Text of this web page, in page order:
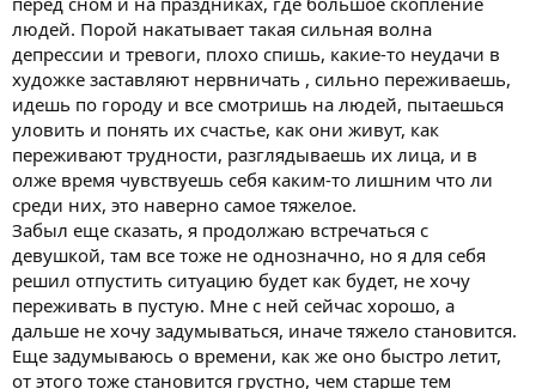
людей. Порой накатывает такая сильная волна
депрессии и тревоги, плохо спишь, какие-то неудачи в
художке заставляют нервничать , сильно переживаешь,
идешь по городу и все смотришь на людей, пытаешься
уловить и понять их счастье, как они живут, как
переживают трудности, разглядываешь их лица, и в
олже время чувствуешь себя каким-то лишним что ли
среди них, это наверно самое тяжелое.
Забыл еще сказать, я продолжаю встречаться с
девушкой, там все тоже не однозначно, но я для себя
решил отпустить ситуацию будет как будет, не хочу
переживать в пустую. Мне с ней сейчас хорошо, а
дальше не хочу задумываться, иначе тяжело становится.
Еще задумываюсь о времени, как же оно быстро летит,
от этого тоже становится грустно, чем старше тем